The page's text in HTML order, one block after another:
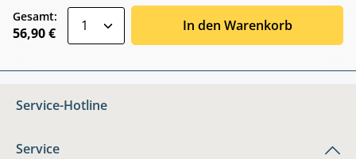
Gesamt:
56,90 € In den Warenkorb
Service-Hotline
Service